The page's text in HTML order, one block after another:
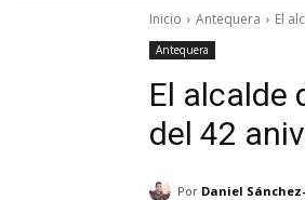
Inicio Antequera El
Antequera
El alcalde
del 42
Por Daniel